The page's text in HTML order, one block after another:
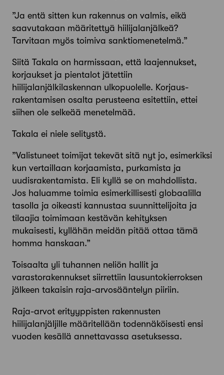
”Ja entä sitten kun rakennus on valmis, eikä
saavutakaan määritettyä hiilijalanjälkeä?
Tarvitaan myös toimiva sanktiomenetelmä.”
Siitä Takala on harmissaan, että laajennukset,
korjaukset ja pientalot jätettiin
hiilijalanjälkilaskennan ulkopuolelle. Korjaus­
rakentamisen osalta perusteena esitettiin, ettei
siihen ole selkeää menetelmää.
Takala ei niele selitystä.
”Valistuneet toimijat tekevät sitä nyt jo, esimerkiksi
kun vertaillaan korjaamista, purkamista ja
uudisrakentamista. Eli kyllä se on mahdollista.
Jos haluamme toimia esimerkillisesti globaalilla
tasolla ja oikeasti kannustaa suunnittelijoita ja
tilaajia toimimaan kestävän kehityksen
mukaisesti, kyllähän meidän pitää ottaa tämä
homma hanskaan.”
Toisaalta yli tuhannen neliön hallit ja
varastorakennukset siirrettiin lausuntokierroksen
jälkeen takaisin raja-arvosääntelyn piiriin.
Raja-arvot erityyppisten rakennusten
hiilijalanjäljille määritellään todennäköisesti ensi
vuoden kesällä annettavassa asetuksessa.